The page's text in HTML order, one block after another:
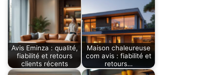
Avis Eminza : qualité,
fiabilité et retours
clients récents
Maison chaleureuse
com avis : fiabilité et
retours…